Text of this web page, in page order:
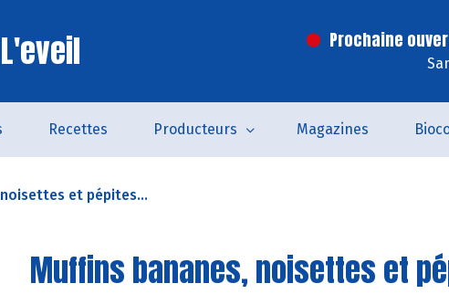
Prochaine
Recettes Producteurs Magazines
et pépites...
Muffins bananes, noisettes et